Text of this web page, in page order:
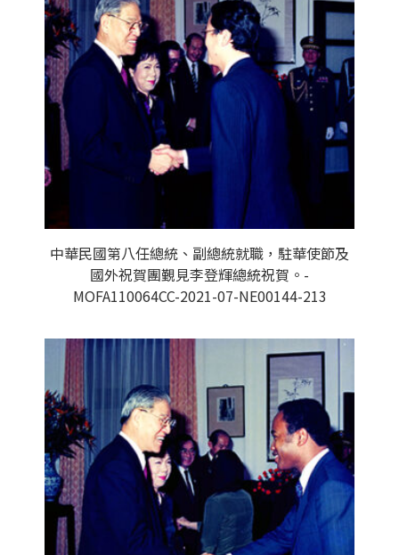
中華民國第八任總統、副總統就職，駐華使節及
國外祝賀團覲見李登輝總統祝賀。-
MOFA110064CC-2021-07-NE00144-213